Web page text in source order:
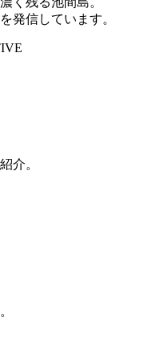
発信しています。
介。